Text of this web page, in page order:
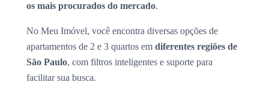
os mais procurados do mercado.
No Meu Imóvel, você encontra diversas opções de
apartamentos de 2 e 3 quartos em diferentes regiões de
São Paulo, com filtros inteligentes e suporte para
facilitar sua busca.